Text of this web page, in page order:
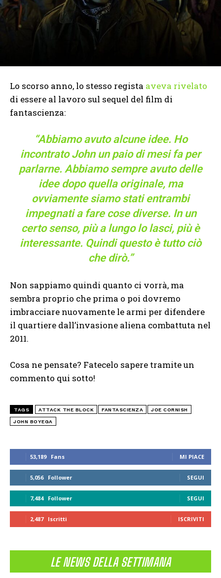
53,189 Fans MI PIACE
5,056 Follower SEGUI
7,484 Follower SEGUI
2,487 Iscritti ISCRIVITI
LE NEWS DELLA SETTIMANA
Lo scorso anno, lo stesso regista aveva rivelato
di essere al lavoro sul sequel del film di
fantascienza:
“Abbiamo avuto alcune idee. Ho
incontrato John un paio di mesi fa per
parlarne. Abbiamo sempre avuto delle
idee dopo quella originale, ma
ovviamente siamo stati entrambi
impegnati a fare cose diverse. In un
certo senso, più a lungo lo lasci, più è
interessante. Quindi questo è tutto ciò
che dirò.”
Non sappiamo quindi quanto ci vorrà, ma
sembra proprio che prima o poi dovremo
imbracciare nuovamente le armi per difendere
il quartiere dall’invasione aliena combattuta nel
2011.
Cosa ne pensate? Fatecelo sapere tramite un
commento qui sotto!
TAGS ATTACK THE BLOCK FANTASCIENZA JOE CORNISH
JOHN BOYEGA